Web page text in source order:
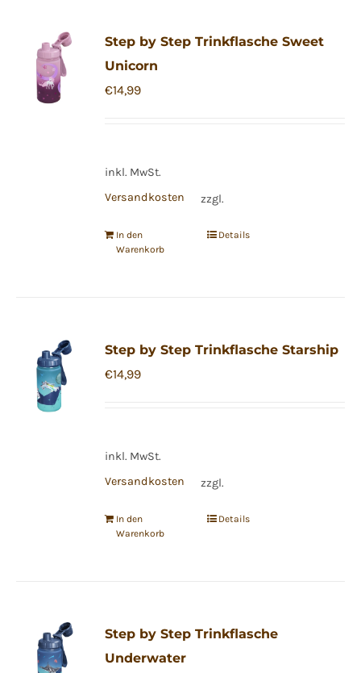
Step by Step Trinkflasche Sweet
Unicorn
€14,99
inkl. MwSt.
zzgl.
Versandkosten
In den
Warenkorb
Details
Step by Step Trinkflasche Starship
€14,99
inkl. MwSt.
zzgl.
Versandkosten
In den
Warenkorb
Details
Step by Step Trinkflasche
Underwater